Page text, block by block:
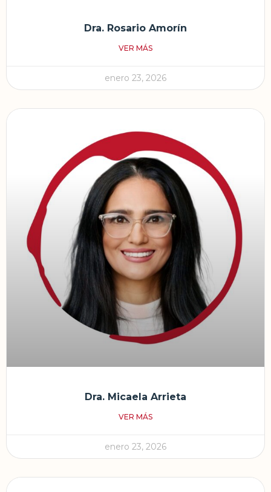
Dra. Rosario Amorín
VER MÁS
enero 23, 2026
Dra. Micaela Arrieta
VER MÁS
enero 23, 2026